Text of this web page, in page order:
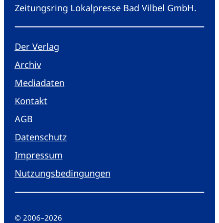
Zeitungsring Lokalpresse Bad Vilbel GmbH.
Der Verlag
Archiv
Mediadaten
Kontakt
AGB
Datenschutz
Impressum
Nutzungsbedingungen
© 2006–2026